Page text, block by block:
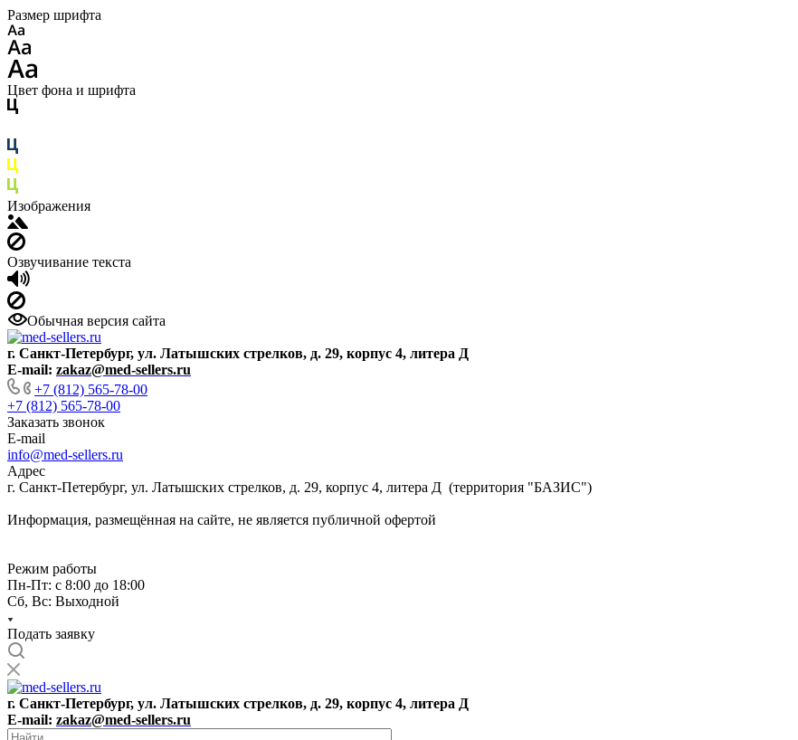
Размер шрифта
Цвет фона и шрифта
Изображения
Озвучивание текста
Обычная версия сайта
г. Санкт-Петербург, ул. Латышских стрелков, д. 29, корпус 4, литера Д
E-mail: zakaz@med-sellers.ru
+7 (812) 565-78-00
+7 (812) 565-78-00
Заказать звонок
E-mail
info@med-sellers.ru
Адрес
г. Санкт-Петербург, ул. Латышских стрелков, д. 29, корпус 4, литера Д (территория "БАЗИС")
Информация, размещённая на сайте, не является публичной офертой
Режим работы
Пн-Пт: с 8:00 до 18:00
Сб, Вс: Выходной
Подать заявку
г. Санкт-Петербург, ул. Латышских стрелков, д. 29, корпус 4, литера Д
E-mail: zakaz@med-sellers.ru